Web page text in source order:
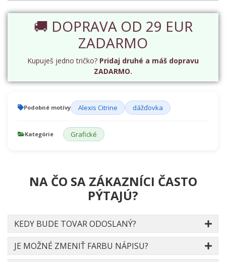
🚚 DOPRAVA OD 29 EUR
ZADARMO
Kupuješ jedno tričko? Pridaj druhé a máš dopravu
ZADARMO.
Podobné motívy Alexis Citrine dážďovka
Kategórie Grafické
NA ČO SA ZÁKAZNÍCI ČASTO
PÝTAJÚ?
KEDY BUDE TOVAR ODOSLANÝ?
JE MOŽNÉ ZMENIŤ FARBU NÁPISU?